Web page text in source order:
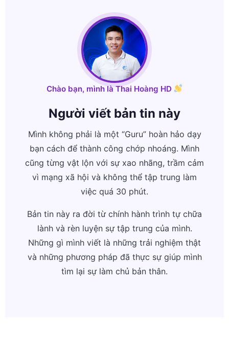
Chào bạn, mình là Thai Hoàng HD
Người viết bản tin này
Mình không phải là một “Guru” hoàn hảo dạy
bạn cách để thành công chớp nhoáng. Mình
cũng từng vật lộn với sự xao nhãng, trầm cảm
vì mạng xã hội và không thể tập trung làm
việc quá 30 phút.
Bản tin này ra đời từ chính hành trình tự chữa
lành và rèn luyện sự tập trung của mình.
Những gì mình viết là những trải nghiệm thật
và những phương pháp đã thực sự giúp mình
tìm lại sự làm chủ bản thân.